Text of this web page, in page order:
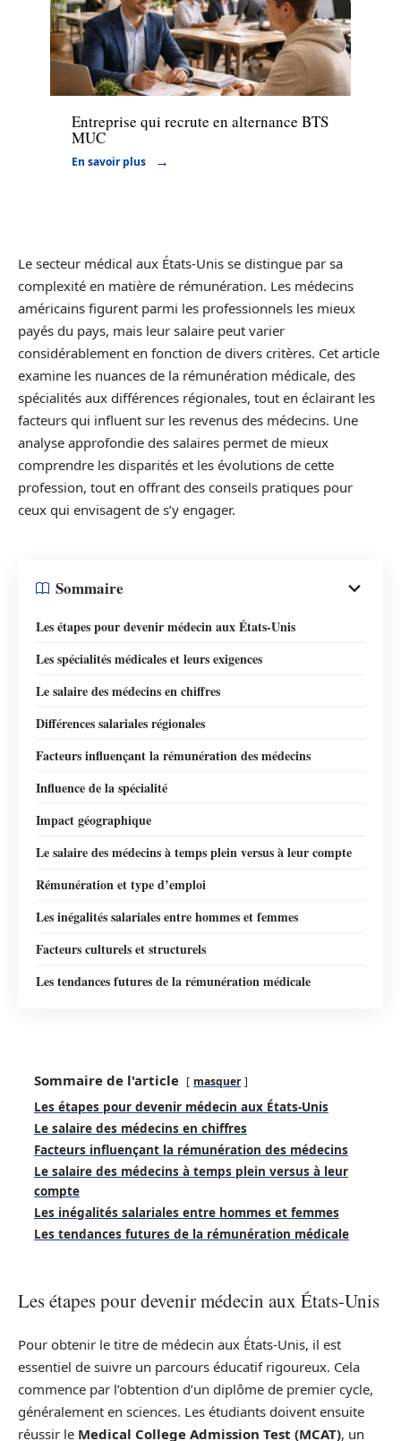
Entreprise
Entreprise qui recrute en alternance BTS
MUC
En savoir plus
Le secteur médical aux États-Unis se distingue par sa
complexité en matière de rémunération. Les médecins
américains figurent parmi les professionnels les mieux
payés du pays, mais leur salaire peut varier
considérablement en fonction de divers critères. Cet article
examine les nuances de la rémunération médicale, des
spécialités aux différences régionales, tout en éclairant les
facteurs qui influent sur les revenus des médecins. Une
analyse approfondie des salaires permet de mieux
comprendre les disparités et les évolutions de cette
profession, tout en offrant des conseils pratiques pour
ceux qui envisagent de s’y engager.
Sommaire
Les étapes pour devenir médecin aux États-Unis
Les spécialités médicales et leurs exigences
Le salaire des médecins en chiffres
Différences salariales régionales
Facteurs influençant la rémunération des médecins
Influence de la spécialité
Impact géographique
Le salaire des médecins à temps plein versus à leur compte
Rémunération et type d’emploi
Les inégalités salariales entre hommes et femmes
Facteurs culturels et structurels
Les tendances futures de la rémunération médicale
Sommaire de l'article masquer
Les étapes pour devenir médecin aux États-Unis
Le salaire des médecins en chiffres
Facteurs influençant la rémunération des médecins
Le salaire des médecins à temps plein versus à leur
compte
Les inégalités salariales entre hommes et femmes
Les tendances futures de la rémunération médicale
Les étapes pour devenir médecin aux États-Unis
Pour obtenir le titre de médecin aux États-Unis, il est
essentiel de suivre un parcours éducatif rigoureux. Cela
commence par l’obtention d’un diplôme de premier cycle,
généralement en sciences. Les étudiants doivent ensuite
réussir le Medical College Admission Test (MCAT), un